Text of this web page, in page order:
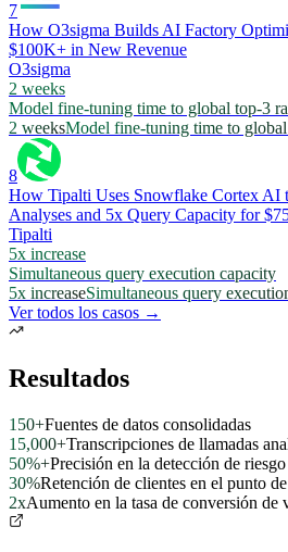
7
How O3sigma Builds AI Factory
$100K+ in New Revenue
O3sigma
2 weeks
Model fine-tuning time to global top-3
2 weeksModel fine-tuning time to
8
How Tipalti Uses Snowflake Cortex AI
Analyses and 5x Query Capacity for
Tipalti
5x increase
Simultaneous query execution capacity
5x increaseSimultaneous query
Ver todos los casos →
Resultados
150+Fuentes de datos consolidadas
15,000+Transcripciones de llamadas
50%+Precisión en la detección de
30%Retención de clientes en el punto
2xAumento en la tasa de conversión de